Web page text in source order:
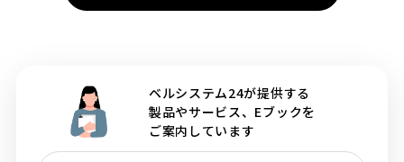
ベルシステム24が提供する
製品やサービス、Eブックを
ご案内しています